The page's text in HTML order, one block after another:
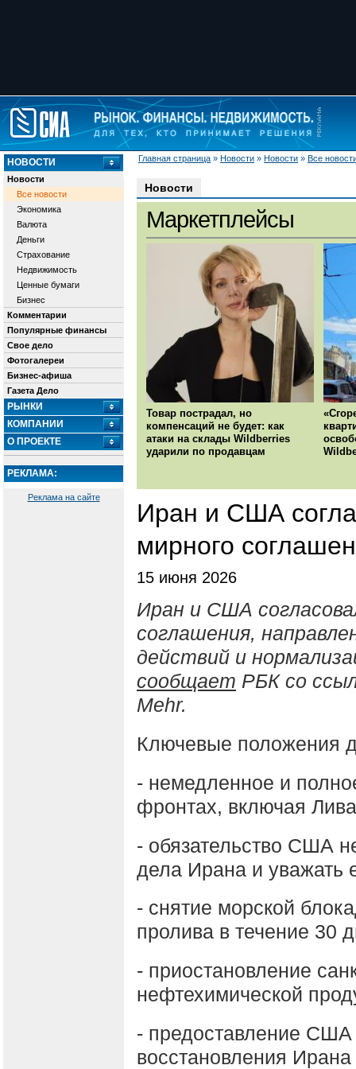
Главная страница » Новости » Новости » Все
НОВОСТИ
Новости
Все новости
Экономика
Валюта
Деньги
Страхование
Недвижимость
Ценные бумаги
Бизнес
Комментарии
Популярные финансы
Свое дело
Фотогалереи
Бизнес-афиша
Газета Дело
РЫНКИ
КОМПАНИИ
О ПРОЕКТЕ
РЕКЛАМА:
Реклама на сайте
Новости
Маркетплейсы
Товар пострадал, но
компенсаций не будет: как
атаки на склады Wildberries
ударили по продавцам
Иран и США
мирного
15 июня 2026
Иран и США
соглашения,
действий и
сообщает РБК со
Mehr.
Ключевые положения
- немедленное и
фронтах, включая
- обязательство США
дела Ирана и уважать
- снятие морской
пролива в течение 30
- приостановление
нефтехимической
- предоставление
восстановления